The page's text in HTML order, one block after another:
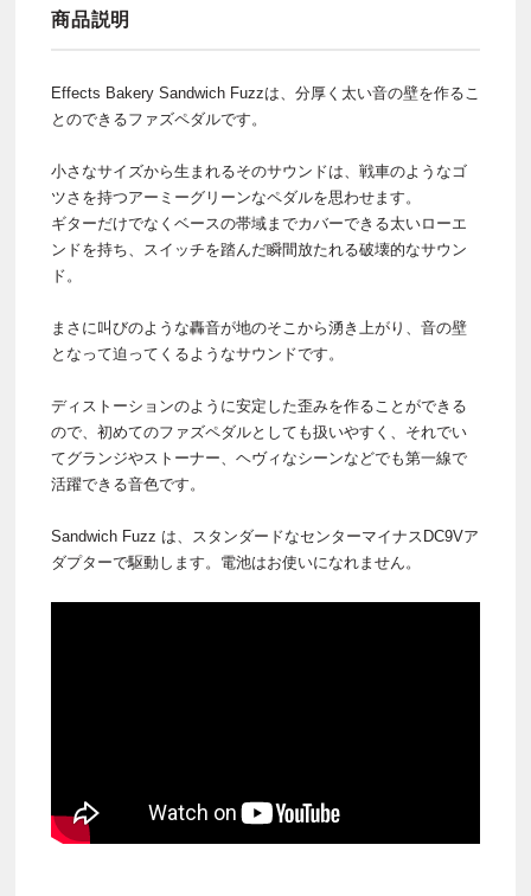
商品説明
Effects Bakery Sandwich Fuzzは、分厚く太い音の壁を作るこ
とのできるファズペダルです。
小さなサイズから生まれるそのサウンドは、戦車のようなゴ
ツさを持つアーミーグリーンなペダルを思わせます。
ギターだけでなくベースの帯域までカバーできる太いローエ
ンドを持ち、スイッチを踏んだ瞬間放たれる破壊的なサウン
ド。
まさに叫びのような轟音が地のそこから湧き上がり、音の壁
となって迫ってくるようなサウンドです。
ディストーションのように安定した歪みを作ることができる
ので、初めてのファズペダルとしても扱いやすく、それでい
てグランジやストーナー、ヘヴィなシーンなどでも第一線で
活躍できる音色です。
Sandwich Fuzz は、スタンダードなセンターマイナスDC9Vア
ダプターで駆動します。電池はお使いになれません。